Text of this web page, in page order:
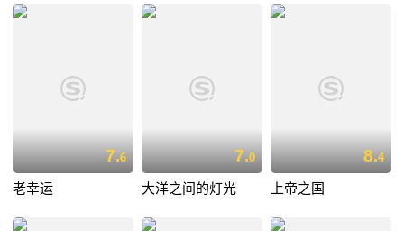
7.6
老幸运
7.0
大洋之间的灯光
8.4
上帝之国